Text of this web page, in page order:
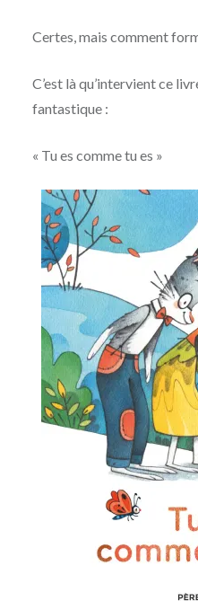
Certes, mais comment
C’est là qu’intervient ce
fantastique :
« Tu es comme tu es »